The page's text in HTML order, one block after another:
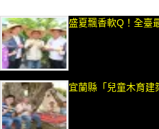
盛夏飄香軟Q！全臺
宜蘭縣「兒童木育建